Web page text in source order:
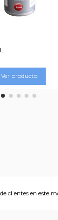
Ver producto
clientes en este